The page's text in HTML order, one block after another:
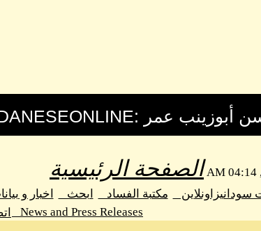
الصفحة الرئيسية
سودانيزاونلاين مكتبة الفساد ابحث اخبار و
News and Press Releases